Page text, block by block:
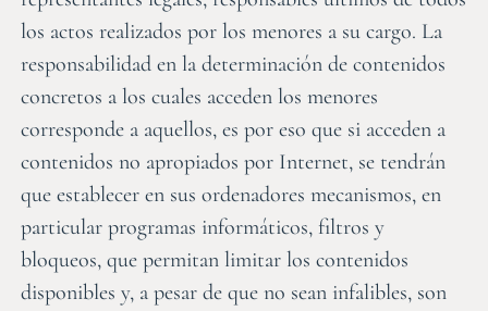
los actos realizados por los menores a su cargo. La
responsabilidad en la determinación de contenidos
concretos a los cuales acceden los menores
corresponde a aquellos, es por eso que si acceden a
contenidos no apropiados por Internet, se tendrán
que establecer en sus ordenadores mecanismos, en
particular programas informáticos, filtros y
bloqueos, que permitan limitar los contenidos
disponibles y, a pesar de que no sean infalibles, son